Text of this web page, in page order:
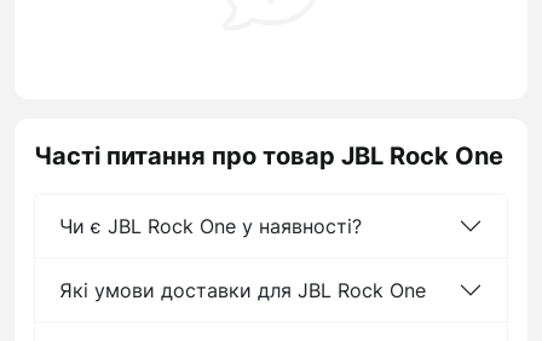
Часті питання про товар JBL Rock One
Чи є JBL Rock One у наявності?
Які умови доставки для JBL Rock One